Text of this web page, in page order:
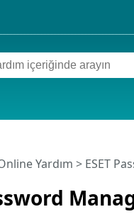
Yardım > ESET